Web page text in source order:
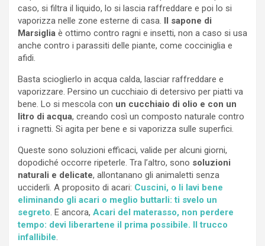
caso, si filtra il liquido, lo si lascia raffreddare e poi lo si
vaporizza nelle zone esterne di casa. Il sapone di
Marsiglia è ottimo contro ragni e insetti, non a caso si usa
anche contro i parassiti delle piante, come cocciniglia e
afidi.
Basta scioglierlo in acqua calda, lasciar raffreddare e
vaporizzare. Persino un cucchiaio di detersivo per piatti va
bene. Lo si mescola con un cucchiaio di olio e con un
litro di acqua, creando così un composto naturale contro
i ragnetti. Si agita per bene e si vaporizza sulle superfici.
Queste sono soluzioni efficaci, valide per alcuni giorni,
dopodiché occorre ripeterle. Tra l’altro, sono soluzioni
naturali e delicate, allontanano gli animaletti senza
ucciderli. A proposito di acari: Cuscini, o li lavi bene
eliminando gli acari o meglio buttarli: ti svelo un
segreto. E ancora, Acari del materasso, non perdere
tempo: devi liberartene il prima possibile. Il trucco
infallibile.